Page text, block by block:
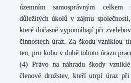
územním samosprávným
důležitých úkolů v zájmu
které dočasně vypomáhají při
činnostech úraz. Za škodu vzniklou
ten, pro koho v době tohoto úrazu
(4) Právo na náhradu škody
členové družstev, kteří utrpí úraz